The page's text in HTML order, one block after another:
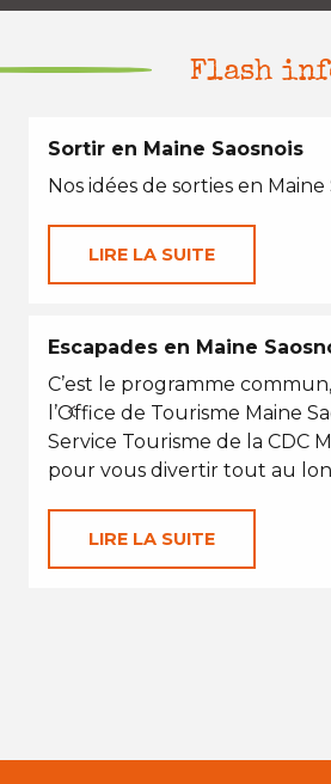
Flash
Sortir en Maine Saosnois
Nos idées de sorties en Maine
LIRE LA SUITE
Escapades en Maine
C’est le programme
l’Office de Tourisme Maine
Service Tourisme de la CDC
pour vous divertir tout au
LIRE LA SUITE